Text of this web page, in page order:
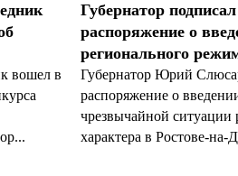
вошел в
Губернатор подписал
распоряжение о
регионального
Губернатор Юрий
распоряжение о
чрезвычайной ситуации
характера в Ростове-на-